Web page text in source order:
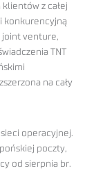
z całej
konkurencyjną
joint venture,
TNT
na cały
operacyjnej.
poczty,
od sierpnia br.